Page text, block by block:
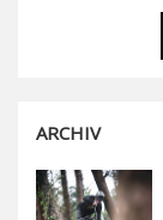
ARCHIV